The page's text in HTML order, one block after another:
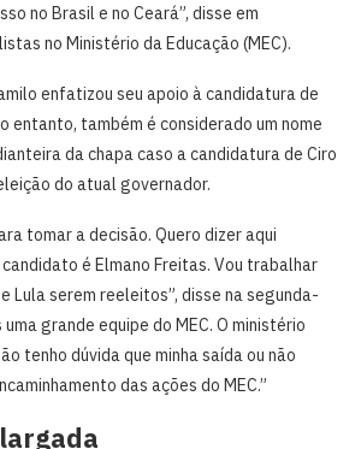
no Brasil e no Ceará”, disse em
no Ministério da Educação (MEC).
enfatizou seu apoio à candidatura de
entanto, também é considerado um nome
da chapa caso a candidatura de Ciro
do atual governador.
tomar a decisão. Quero dizer aqui
é Elmano Freitas. Vou trabalhar
Lula serem reeleitos”, disse na segunda-
grande equipe do MEC. O ministério
tenho dúvida que minha saída ou não
das ações do MEC.”